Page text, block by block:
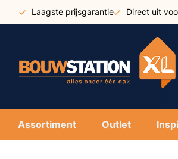
Ga
naar
Laagste prijsgarantie Direct uit
Assortiment Outlet